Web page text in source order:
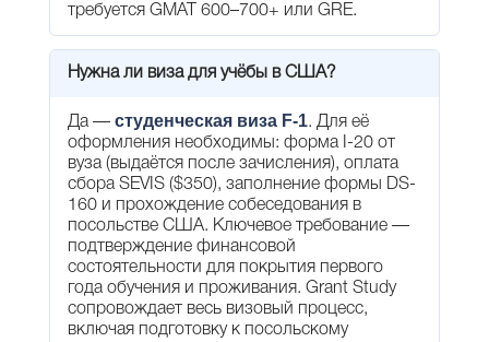
требуется GMAT 600–700+ или GRE.
Нужна ли виза для учёбы в США?
Да — студенческая виза F-1. Для её
оформления необходимы: форма I-20 от
вуза (выдаётся после зачисления), оплата
сбора SEVIS ($350), заполнение формы DS-
160 и прохождение собеседования в
посольстве США. Ключевое требование —
подтверждение финансовой
состоятельности для покрытия первого
года обучения и проживания. Grant Study
сопровождает весь визовый процесс,
включая подготовку к посольскому